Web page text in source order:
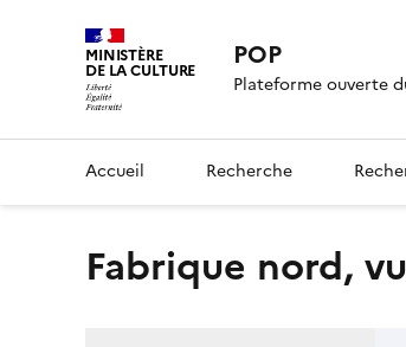
MINISTÈRE
DE LA CULTURE POP
Plateforme ouverte
Accueil Recherche
fabrique nord,